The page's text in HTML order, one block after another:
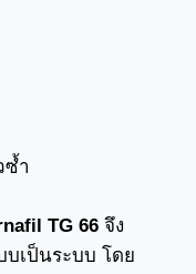
ซ้ำ
TG 66 จึง
เป็นระบบ โดย